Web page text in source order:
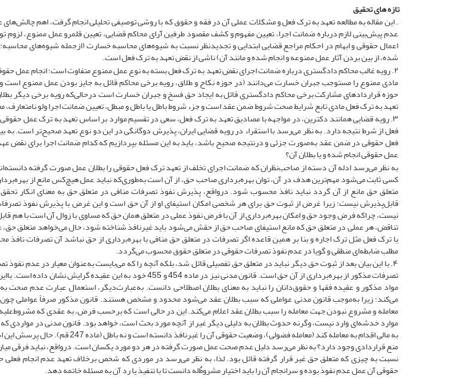
تازه های تحقیق
. این مقاله به مطالعه تعهد به ترک فعل و مشکلات عملی آن در فقه و حقوق که با روشی توصیفی تحلیلی انجام گرفت، اهم
عدم پیش‌بینی لازم درباره ضمانت اجرا، تعیین مفهوم و کشف مقصود طرفین آرای محاکم قضایی، تعیین قلمرو عمل ممنوع،
اعمال حقوقی و ابهام در احکام مراجع قضایی ابتدایی و تجدیدنظر نسبت به شیوه‌های محاسبه خسارت (ازجمله شیوه‌های
شده، از بین ‌بردن آثار عمل ممنوعه و انجام شده و مانند آن) ناشی از نقض تعهد به ترک فعل است.
۲. رویه غالب محاکم دادگستری درباره ضمانت اجرای نقض تعهد به ترک فعل بسته به نوع عمل ممنوع متفاوت است؛ انجام عمل
مادی ممنوع را مستوجب جبران خسارت می‌دانند (در حوزه نکاح و طلاق، رویه برخی محاکم قائل به جایز بودن عمل ممنوع
حوزه قراردادهای مشارکت برخی محاکم دادگستری قائل به ایجاد حق فسخ و جبران خسارت است درحالی‌که رویه برخی دیگر
تعهد به ترک فعل مادی تابع شرایط صحت شروط ضمن عقد است و جزء شروط باطل یا باطل و مبطل، تعیین ضمانت اجرا ولو نامتعارف،
۳. رویه قضایی همانند دکترین، در مواجهه با مصادیق تعهد به ترک فعل، سعی در تقسیم موارد بر اساس تعهد به ترک عمل
فعل از شرط نتیجه دارد. به نظر می‌رسد با استقراء در رویه قضایی ایران، پذیرش دوگانگی در این دو نوع تعهد صحیح‌تر است. به
فعل حقوقی در ضمن عقد به‌صورت جزئی و درنتیجه صحیح باشد، باید به این مسئله بپردازیم که کدام ضمانت اجرا برای
عمل حقوقی انجام شده و یا بطلان آن؟
به نظر می‌رسد ادله آن دسته از صاحب‌نظران که ضمانت اجرای تخلف از تعهد ترک فعل حقوقی را بطلان عمل صورت گرفته
کسی ثابت می‌شود مهم‌ترین هدف در آن، توان بهره‌برداری صاحب حق، از آن است به‌طوری‌که نباید عمل هیچ‌کس مانع از
متعلق حق مانع از آن گردد نباید نافذ محسوب شود. درواقع، پذیرش نفوذ تصرفات منافی در متعلق حق به معنای انکار
قابل‌پذیرش نیست؛ زیرا غرض از ثبوت حق برای هر شخصی امکان استیفای او از آن حق است و این غرض با پذیرش نفوذ
نیست، چراکه فرضِ وجود حق و امکان بهره‌برداری از آن با فرض نفوذ عملی در متعلق همان حق که مساوی با زوال آن است با هم
تناقض، هر عملی در متعلق حق که مانع استیفای صاحب حق از حقش می‌شود باید غیرنافذ شناخته شود، حال می‌خواهد متعلق حق،
یا ترک فعل مثل ترک اجاره و بنا بر همین قاعده اگر تصرفات در متعلق حق منافی با بهره‌برداری از حق نباشد آن تصرفات
مطلب ضابطه‌ای منطقی و گویا در عدم نفوذ تصرفات حقوقی در متعلق حقوق محسوب می‌گردد.
۴. با این بیان بعد از ثبوت حق دیگر نباید در متعلق حق تفصیلی قائل شد، بلکه آنچه را که می‌بایست به‌عنوان معیار در عدم
تصرفات مذکور از بهره‌برداری از آن حق است. قانون مدنی نیز در ماده 454 و 455 خود به
مواد مذکور و عقیده فقها و حقوق‌دانان را نباید به معنای بطلان اصطلاحی دانست. به‌عبارت‌دیگر، استعمال عبارت عدم صحت
می‌کند؛ زیرا به‌موجب قانون مدنی عواملی که سبب بطلان عقد می‌شود محدود و مشخص هستند. قانون مذکور صرفاً عواملی
معامله و مشروع نبودن جهت معامله را سبب بطلان عقد اعلام می‌کند. این در حالی است که برحسب فرض، به عقدی که
موارد خدشه‌ای وارد نیست، وگرنه حدوث بطلان به دلیلی دیگر غیر از آنچه مورد بحث است، خواهد بود. قانون مدنی در
به مالی اقدام به معامله کند (معامله فضولی)، وضعیت
منع قراردادی وجود دارد؟ به نظر می‌رسد دلیل عدم صحت عمل صورت گرفته در هر دو مورد یکسان است. درواقع، نباید فرقی میان
نسبت به چیزی که متعلق حق غیر قرار گرفته قائل بود. لذا، به نظر می‌رسد در موردی که شخص برخلاف تعهد عدم انجام فعلی
حقوقی آن عمل عدم نفوذ بوده و سرانجام آن را باید اختیار مشروطٌ‌له دانست تا با تنفیذ یا رد آن به مسئله خاتمه دهد.